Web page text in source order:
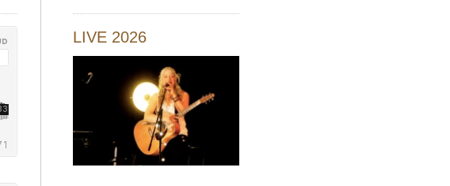
LIVE 2026